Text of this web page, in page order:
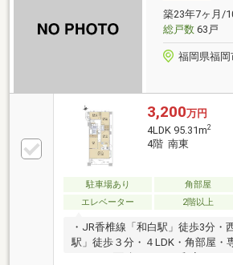
り、日常のちょっとした買い物に
どを活用すれば業務スーパーへの
です。
築23年7ヶ月/
総戸数63戸
福岡県福岡
3,200万円
4LDK 95.31m2
4階 南東
駐車場あり 角部屋
エレベーター
2階以上
・JR香椎線「和白駅」徒歩3分・
駅」徒歩３分・４LDK・角部屋・
ルコニー面積30.95㎡・和室・カ